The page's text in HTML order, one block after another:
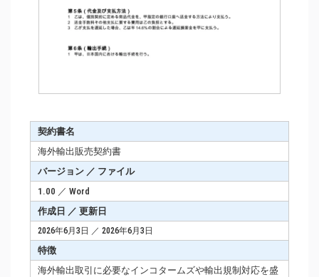
契約書名
海外輸出販売契約書
バージョン ／ ファイル
1.00 ／ Word
作成日 ／ 更新日
2026年6月3日 ／ 2026年6月3日
特徴
海外輸出取引に必要なインコタームズや輸出規制対応を盛